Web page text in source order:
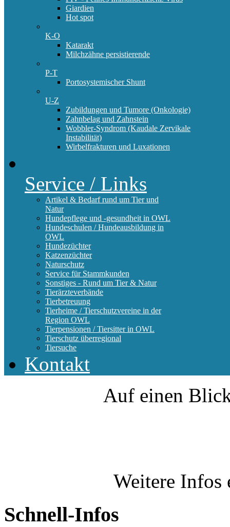
Giardien
Hot spot
K-O
Katarakt
Milchzähne persistierende
P-T
Portosystemischer Shunt
U-Z
Zubildungen und Tumore (Onkologie)
Zahnbelag und Zahnstein
Wobbler-Syndrom (Kaudale Zervikale
Instabilität)
Wirbelfrakturen und Luxationen
Service / Links
Artikel & Bedarf rund um Tier und
Natur
Hundepflege und -gesundheit in OWL
Hundeschulen / Hundeausbildung in
OWL
Hundezüchter
Katzenzüchter
Naturschutz
Service für Stammkunden
Sonstiges - Rund um Tier & Natur
Tierärzteverbände
Tierbetreuung
Tierheime / Tierschutzvereine in der
Region OWL
Tierpensionen / Tiersitter in OWL
Tierschutz überregional
Tiersuche
Kontakt
Auf einen
Weitere Infos
Schnell-Infos